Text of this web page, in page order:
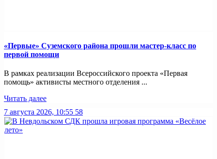
«Первые» Суземского района прошли мастер-класс по
первой помощи
В рамках реализации Всероссийского проекта «Первая
помощь» активисты местного отделения ...
Читать далее
7 августа 2026, 10:55 58